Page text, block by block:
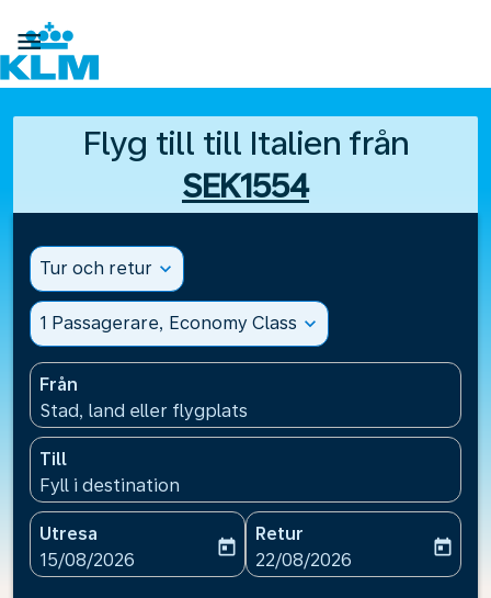

Flyg till till Italien från
SEK1554
Tur och retur expand_more
1 Passagerare, Economy Class expand_more
Från
Stad, land eller flygplats
Till
Fyll i destination
Utresa
fc-booking-departure-date-aria-label
15/08/2026
today
Retur
fc-booking-return-date-
22/08/2026
today